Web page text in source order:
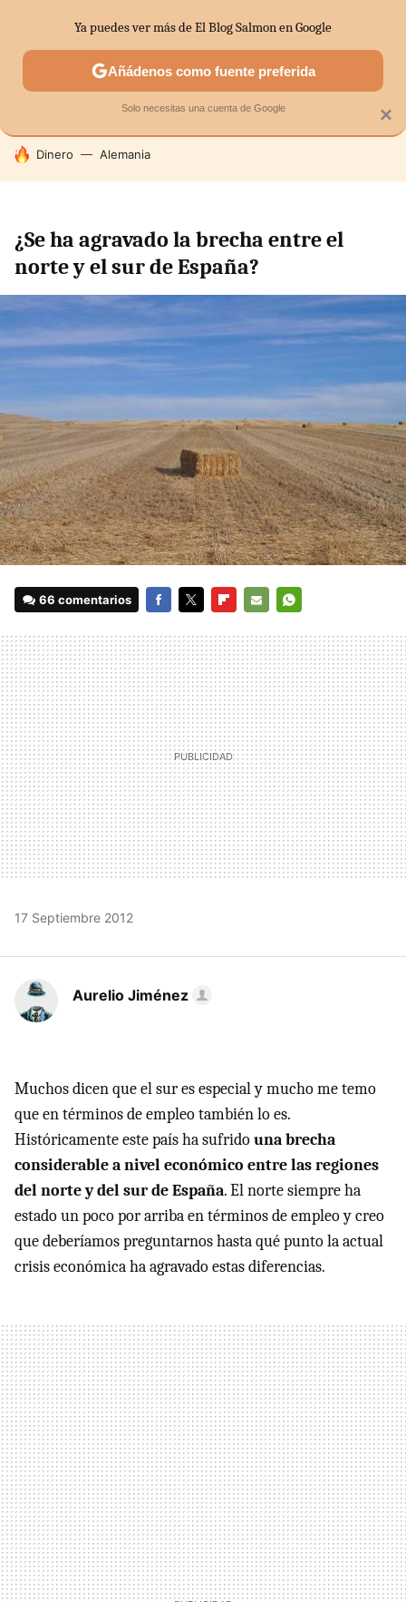
SECTORES ECONOMÍA DOMÉSTICA MERCADOS
HOY SE HABLA DE
Dinero Alemania
¿Se ha agravado la brecha entre el
norte y el sur de España?
66 comentarios
MAIL
17 Septiembre 2012
Aurelio Jiménez
Muchos dicen que el sur es especial y mucho me temo
que en términos de empleo también lo es.
Históricamente este país ha sufridouna brecha
considerable a nivel económico entre las regiones
del norte y del sur de España. El norte siempre ha
estado un poco por arriba en términos de empleo y creo
que deberíamos preguntarnos hasta qué punto la actual
crisis económica ha agravado estas diferencias.
×
Ya puedes ver más de El Blog Salmon en Google
Añádenos como fuente preferida
Solo necesitas una cuenta de Google